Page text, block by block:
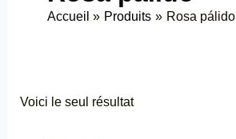
Accueil Produits Rosa pálido
Voici le seul résultat